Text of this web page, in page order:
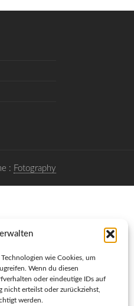
wie Cookies, um
Wenn du diesen
oder eindeutige IDs auf
nicht erteilst oder zurückziehst,
werden.
: Fotography